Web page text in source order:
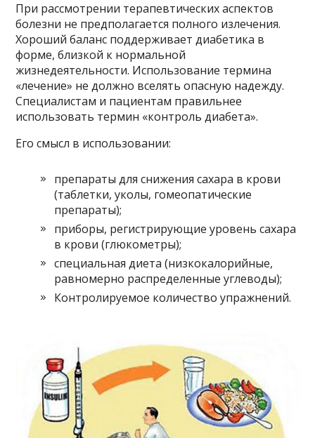
При рассмотрении терапевтических аспектов
болезни не предполагается полного излечения.
Хороший баланс поддерживает диабетика в
форме, близкой к нормальной
жизнедеятельности. Использование термина
«лечение» не должно вселять опасную надежду.
Специалистам и пациентам правильнее
использовать термин «контроль диабета».
Его смысл в использовании:
препараты для снижения сахара в крови
(таблетки, уколы, гомеопатические
препараты);
приборы, регистрирующие уровень сахара
в крови (глюкометры);
специальная диета (низкокалорийные,
равномерно распределенные углеводы);
Контролируемое количество упражнений.